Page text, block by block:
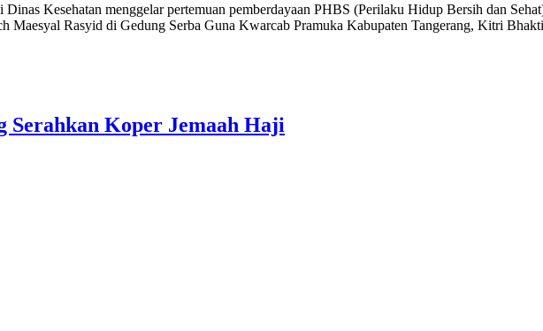
Kesehatan menggelar pertemuan pemberdayaan PHBS (Perilaku Hidup Bersih dan
Maesyal Rasyid di Gedung Serba Guna Kwarcab Pramuka Kabupaten Tangerang, Kitri
Serahkan Koper Jemaah Haji